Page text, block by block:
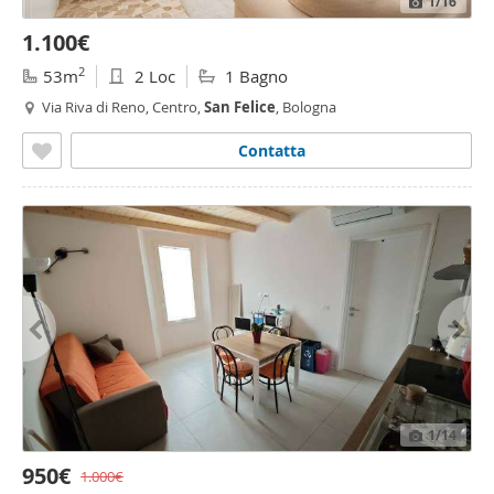
1.100€
53m2 2 Loc 1 Bagno
Via Riva di Reno, Centro,San Felice, Bologna
Contatta
1/14
950€ 1.000€